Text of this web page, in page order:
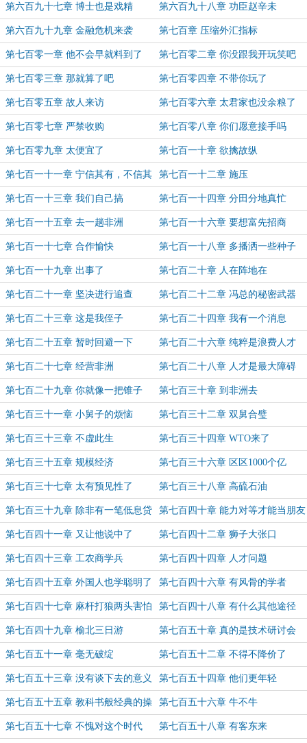
工艺 责
第六百九十七章 博士也是戏精 第六百九十八章 功臣赵辛未
第六百九十九章 金融危机来袭 第七百章 压缩外汇指标
第七百零一章 他不会早就料到了
吧？
第七百零二章 你没跟我开玩笑吧
第七百零三章 那就算了吧 第七百零四章 不带你玩了
第七百零五章 故人来访 第七百零六章 太君家也没余粮了
第七百零七章 严禁收购 第七百零八章 你们愿意接手吗
第七百零九章 太便宜了 第七百一十章 欲擒故纵
第七百一十一章 宁信其有，不信其
无
第七百一十二章 施压
第七百一十三章 我们自己搞 第七百一十四章 分田分地真忙
第七百一十五章 去一趟非洲 第七百一十六章 要想富先招商
第七百一十七章 合作愉快 第七百一十八章 多播洒一些种子
第七百一十九章 出事了 第七百二十章 人在阵地在
第七百二十一章 坚决进行追查 第七百二十二章 冯总的秘密武器
第七百二十三章 这是我侄子 第七百二十四章 我有一个消息
第七百二十五章 暂时回避一下 第七百二十六章 纯粹是浪费人才
第七百二十七章 经营非洲 第七百二十八章 人才是最大障碍
第七百二十九章 你就像一把锥子 第七百三十章 到非洲去
第七百三十一章 小舅子的烦恼 第七百三十二章 双舅合璧
第七百三十三章 不虚此生 第七百三十四章 WTO来了
第七百三十五章 规模经济 第七百三十六章 区区1000个亿
第七百三十七章 太有预见性了 第七百三十八章 高硫石油
第七百三十九章 除非有一笔低息贷
款
第七百四十章 能力对等才能当朋友
第七百四十一章 又让他说中了 第七百四十二章 狮子大张口
第七百四十三章 工农商学兵 第七百四十四章 人才问题
第七百四十五章 外国人也学聪明了 第七百四十六章 有风骨的学者
第七百四十七章 麻杆打狼两头害怕 第七百四十八章 有什么其他途径
第七百四十九章 榆北三日游 第七百五十章 真的是技术研讨会
第七百五十一章 毫无破绽 第七百五十二章 不得不降价了
第七百五十三章 没有谈下去的意义 第七百五十四章 他们更年轻
第七百五十五章 教科书般经典的操
作
第七百五十六章 牛不牛
第七百五十七章 不愧对这个时代 第七百五十八章 有客东来